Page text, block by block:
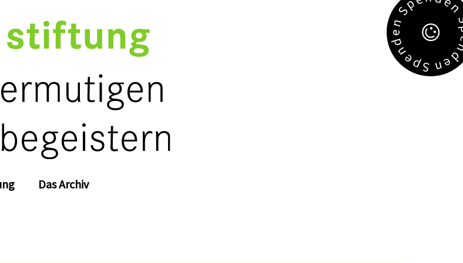
Das Archiv
S
p
e
n
d
e
n
S
p
e
n